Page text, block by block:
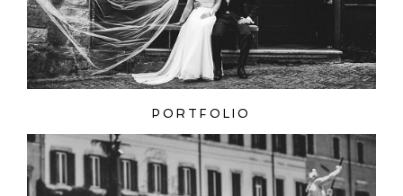
PORTFOLIO